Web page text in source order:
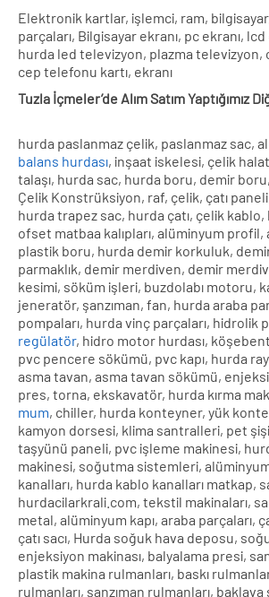
Elektronik kartlar, işlemci, ram,
parçaları, Bilgisayar ekranı, pc ekranı,
hurda led televizyon, plazma televizyon,
cep telefonu kartı, ekranı
Tuzla İçmeler’de Alım Satım Yaptığımız
hurda paslanmaz çelik, paslanmaz sac,
balans hurdası, inşaat iskelesi, çelik
talaşı, hurda sac, hurda boru, demir
Çelik Konstrüksiyon, raf, çelik, çatı
hurda trapez sac, hurda çatı, çelik kablo,
ofset matbaa kalıpları, alüminyum profil,
plastik boru, hurda demir korkuluk,
parmaklık, demir merdiven, demir
kesimi, söküm işleri, buzdolabı motoru,
jeneratör, şanzıman, fan, hurda araba
pompaları, hurda vinç parçaları, hidrolik
regülatör, hidro motor hurdası,
pvc pencere sökümü, pvc kapı, hurda
asma tavan, asma tavan sökümü,
pres, torna, ekskavatör, hurda kırma
mum, chiller, hurda konteyner, yük
kamyon dorsesi, klima santralleri, pet
taşyünü paneli, pvc işleme makinesi,
makinesi, soğutma sistemleri,
kanalları, hurda kablo kanalları matkap,
hurdacilarkrali.com, tekstil makinaları,
metal, alüminyum kapı, araba parçaları,
çatı sacı, Hurda soğuk hava deposu,
enjeksiyon makinası, balyalama presi,
plastik makina rulmanları, baskı
rulmanları, şanzıman rulmanları, baklava